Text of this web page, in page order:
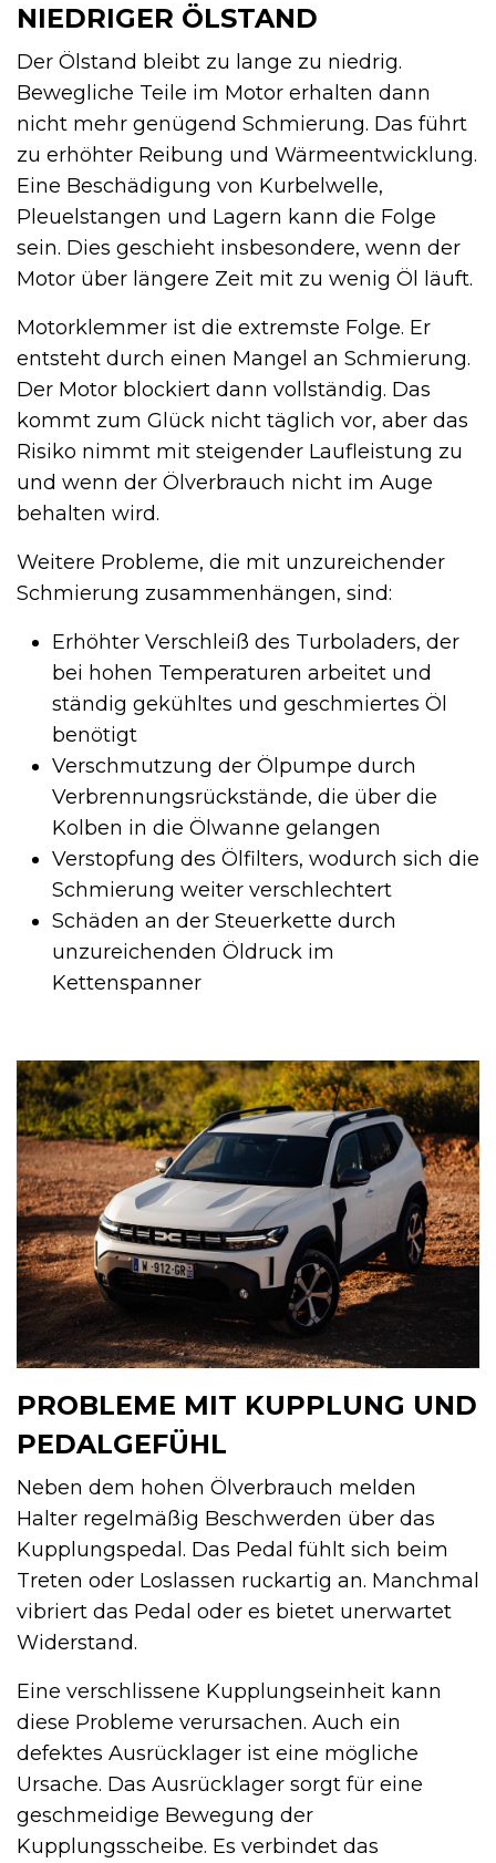
NIEDRIGER ÖLSTAND
Der Ölstand bleibt zu lange zu niedrig.
Bewegliche Teile im Motor erhalten dann
nicht mehr genügend Schmierung. Das führt
zu erhöhter Reibung und Wärmeentwicklung.
Eine Beschädigung von Kurbelwelle,
Pleuelstangen und Lagern kann die Folge
sein. Dies geschieht insbesondere, wenn der
Motor über längere Zeit mit zu wenig Öl läuft.
Motorklemmer ist die extremste Folge. Er
entsteht durch einen Mangel an Schmierung.
Der Motor blockiert dann vollständig. Das
kommt zum Glück nicht täglich vor, aber das
Risiko nimmt mit steigender Laufleistung zu
und wenn der Ölverbrauch nicht im Auge
behalten wird.
Weitere Probleme, die mit unzureichender
Schmierung zusammenhängen, sind:
Erhöhter Verschleiß des Turboladers, der
bei hohen Temperaturen arbeitet und
ständig gekühltes und geschmiertes Öl
benötigt
Verschmutzung der Ölpumpe durch
Verbrennungsrückstände, die über die
Kolben in die Ölwanne gelangen
Verstopfung des Ölfilters, wodurch sich die
Schmierung weiter verschlechtert
Schäden an der Steuerkette durch
unzureichenden Öldruck im
Kettenspanner
PROBLEME MIT KUPPLUNG UND
PEDALGEFÜHL
Neben dem hohen Ölverbrauch melden
Halter regelmäßig Beschwerden über das
Kupplungspedal. Das Pedal fühlt sich beim
Treten oder Loslassen ruckartig an. Manchmal
vibriert das Pedal oder es bietet unerwartet
Widerstand.
Eine verschlissene Kupplungseinheit kann
diese Probleme verursachen. Auch ein
defektes Ausrücklager ist eine mögliche
Ursache. Das Ausrücklager sorgt für eine
geschmeidige Bewegung der
Kupplungsscheibe. Es verbindet das